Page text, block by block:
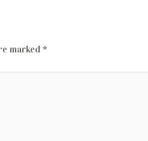
marked *